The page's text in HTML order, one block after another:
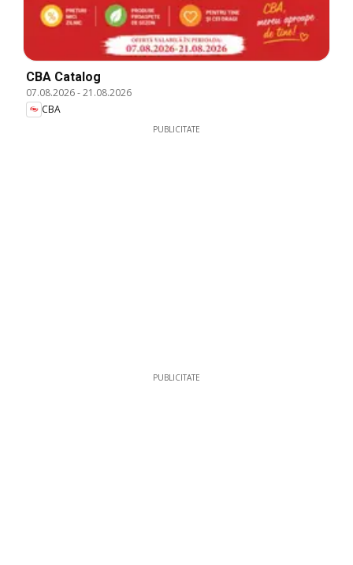
CBA Catalog
07.08.2026-21.08.2026
CBA
PUBLICITATE
PUBLICITATE